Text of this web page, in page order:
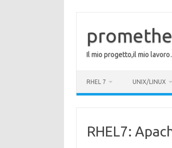
Il mio progetto,il mio
RHEL 7 UNIX/LINUX
RHEL7: